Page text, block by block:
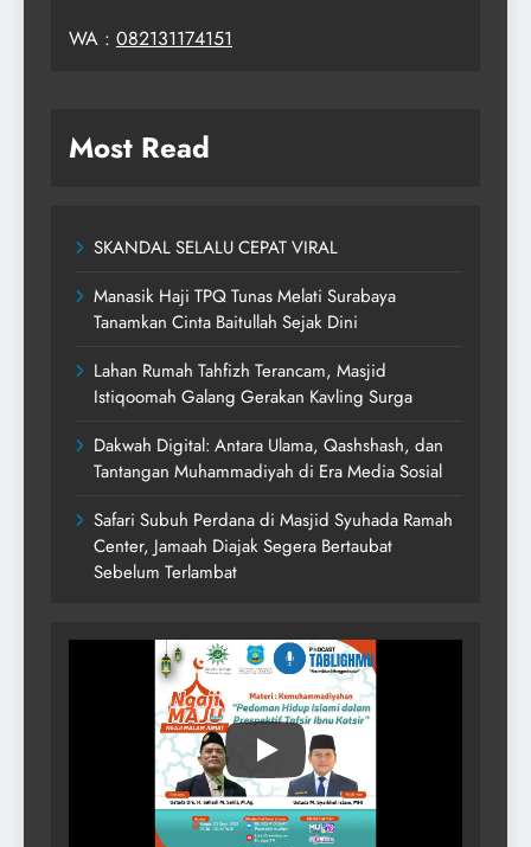
WA : 082131174151
Most Read
SKANDAL SELALU CEPAT VIRAL
Manasik Haji TPQ Tunas Melati Surabaya
Tanamkan Cinta Baitullah Sejak Dini
Lahan Rumah Tahfizh Terancam, Masjid
Istiqoomah Galang Gerakan Kavling Surga
Dakwah Digital: Antara Ulama, Qashshash, dan
Tantangan Muhammadiyah di Era Media Sosial
Safari Subuh Perdana di Masjid Syuhada Ramah
Center, Jamaah Diajak Segera Bertaubat
Sebelum Terlambat